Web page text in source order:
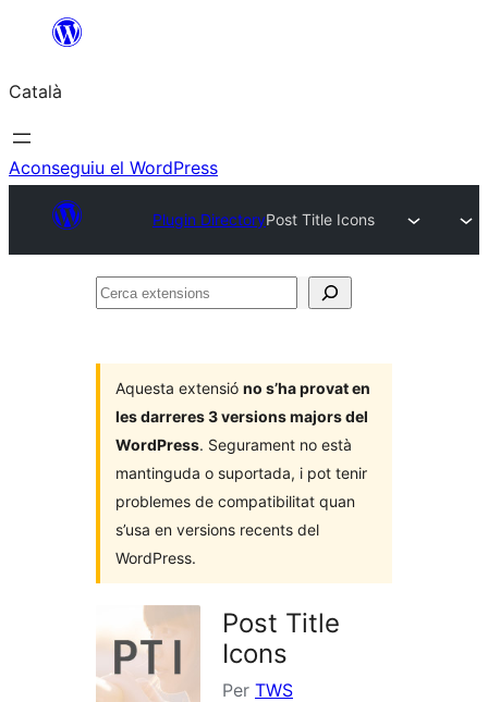
contingut
Català
Aconseguiu el WordPress
Plugin DirectoryPost Title Icons
Cerca
Aquesta extensió no s’ha provat en
les darreres 3 versions majors del
WordPress. Segurament no està
mantinguda o suportada, i pot tenir
problemes de compatibilitat quan
s’usa en versions recents del
WordPress.
Post Title
Icons
Per TWS